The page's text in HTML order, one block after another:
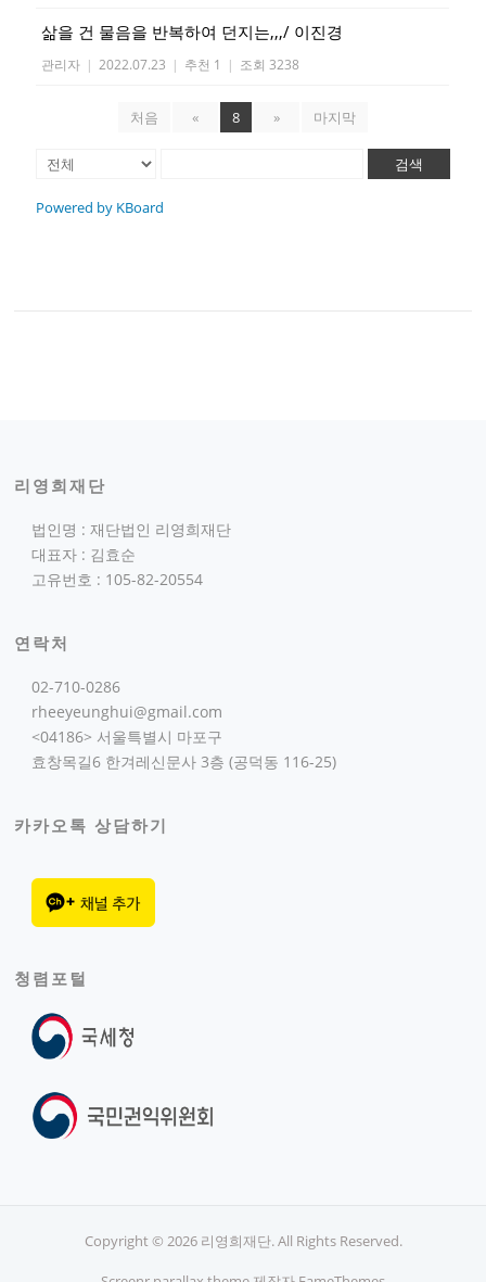
삶을 건 물음을 반복하여 던지는,,,/ 이진경
관리자 | 2022.07.23 | 추천 1 | 조회 3238
처음 « 8 » 마지막
검색
Powered by KBoard
리영희재단
법인명 : 재단법인 리영희재단
대표자 : 김효순
고유번호 : 105-82-20554
연락처
02-710-0286
rheeyeunghui@gmail.com
<04186> 서울특별시 마포구
효창목길6 한겨레신문사 3층 (공덕동 116-25)
카카오톡 상담하기
청렴포털
Copyright © 2026 리영희재단. All Rights Reserved.